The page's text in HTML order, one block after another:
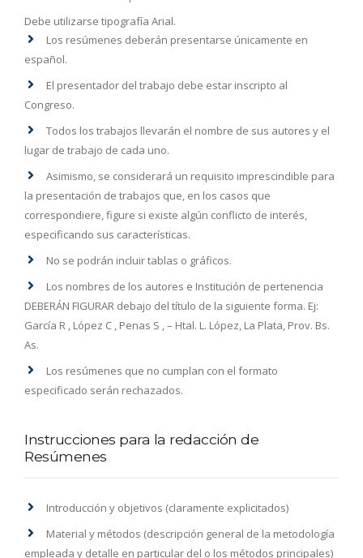
Debe utilizarse tipografía Arial.
Los resúmenes deberán presentarse únicamente en
español.
El presentador del trabajo debe estar inscripto al
Congreso.
Todos los trabajos llevarán el nombre de sus autores y el
lugar de trabajo de cada uno.
Asimismo, se considerará un requisito imprescindible para
la presentación de trabajos que, en los casos que
correspondiere, figure si existe algún conflicto de interés,
especificando sus características.
No se podrán incluir tablas o gráficos.
Los nombres de los autores e Institución de pertenencia
DEBERÁN FIGURAR debajo del título de la siguiente forma. Ej:
García R , López C , Penas S , – Htal. L. López, La Plata, Prov. Bs.
As.
Los resúmenes que no cumplan con el formato
especificado serán rechazados.
Instrucciones para la redacción de
Resúmenes
Introducción y objetivos (claramente explicitados)
Material y métodos (descripción general de la metodología
empleada y detalle en particular del o los métodos principales)